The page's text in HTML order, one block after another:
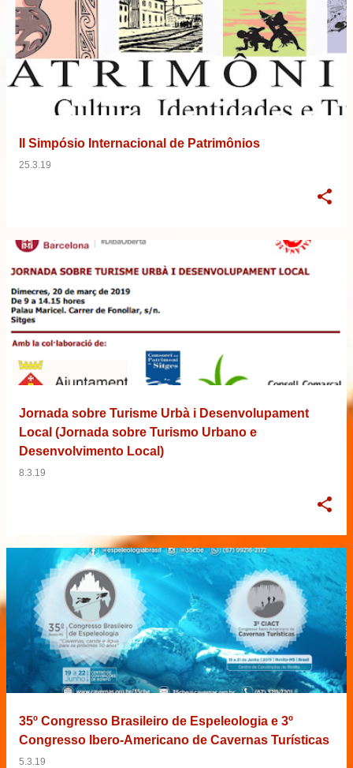
II Simpósio Internacional de Patrimônios
25.3.19
Jornada sobre Turisme Urbà i Desenvolupament
Local (Jornada sobre Turismo Urbano e
Desenvolvimento Local)
8.3.19
35º Congresso Brasileiro de Espeleologia e 3º
Congresso Ibero-Americano de Cavernas Turísticas
5.3.19